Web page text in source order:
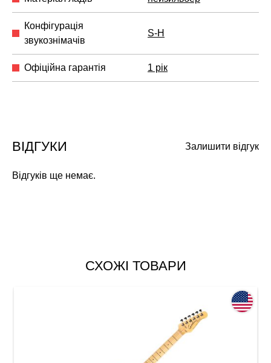
Конфігурація
звукознімачів
S-H
Офіційна гарантія 1 рік
Залишити відгук
ВІДГУКИ
Відгуків ще немає.
СХОЖІ ТОВАРИ